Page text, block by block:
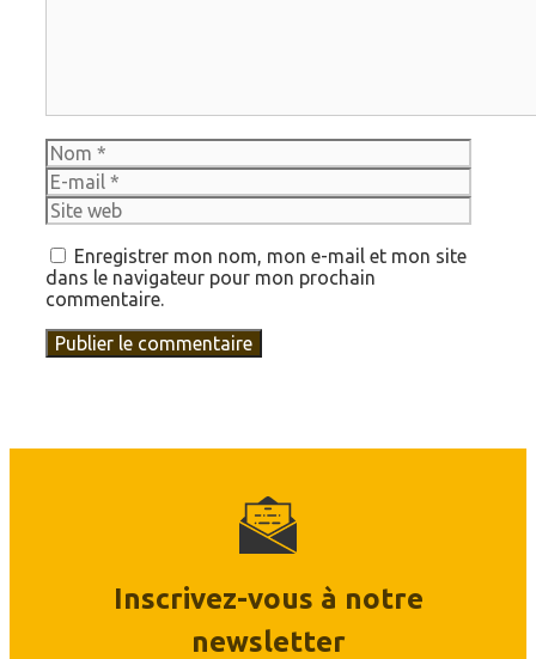
Nom
mail
web
Enregistrer mon nom, mon e-mail et mon site
dans le navigateur pour mon prochain
commentaire.
Inscrivez-vous à notre
newsletter